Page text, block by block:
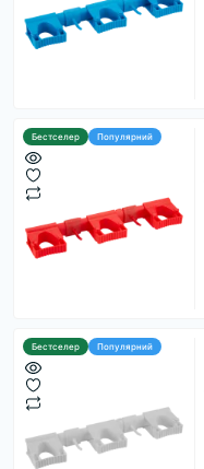
Бестселер Популярний
Бестселер Популярний